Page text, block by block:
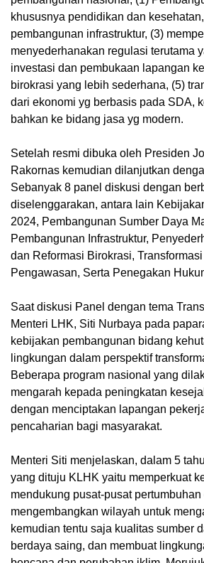
khususnya pendidikan dan
pembangunan infrastruktur, (3)
menyederhanakan regulasi terutama
investasi dan pembukaan lapangan
birokrasi yang lebih sederhana, (5)
dari ekonomi yg berbasis pada SDA,
bahkan ke bidang jasa yg modern.
Setelah resmi dibuka oleh Presiden
Rakornas kemudian dilanjutkan
Sebanyak 8 panel diskusi dengan
diselenggarakan, antara lain
2024, Pembangunan Sumber Daya
Pembangunan Infrastruktur,
dan Reformasi Birokrasi,
Pengawasan, Serta Penegakan
Saat diskusi Panel dengan tema
Menteri LHK, Siti Nurbaya pada
kebijakan pembangunan bidang
lingkungan dalam perspektif
Beberapa program nasional yang
mengarah kepada peningkatan
dengan menciptakan lapangan
pencaharian bagi masyarakat.
Menteri Siti menjelaskan, dalam 5
yang dituju KLHK yaitu memperkuat
mendukung pusat-pusat pertumbuhan
mengembangkan wilayah untuk
kemudian tentu saja kualitas sumber
berdaya saing, dan membuat